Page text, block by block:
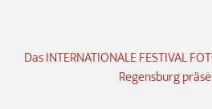
Das INTERNATIONALE FESTIVAL
Regensburg